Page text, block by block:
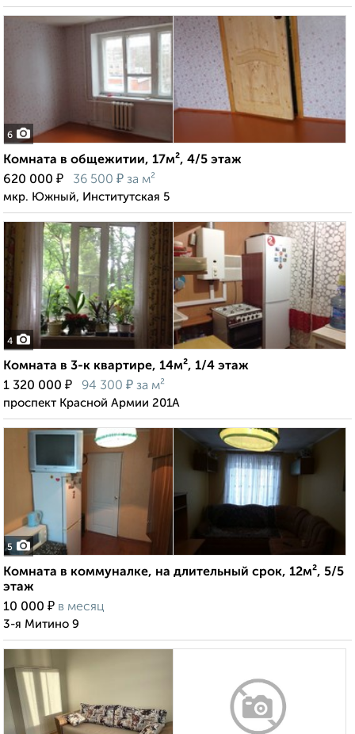
6
Комната в общежитии, 17м², 4/5 этаж
620 000 ₽ 36 500 ₽ за м²
мкр. Южный, Институтская 5
4
Комната в 3-к квартире, 14м², 1/4 этаж
1 320 000 ₽ 94 300 ₽ за м²
проспект Красной Армии 201А
5
Комната в коммуналке, на длительный срок, 12м², 5/5
этаж
10 000 ₽ в месяц
3-я Митино 9